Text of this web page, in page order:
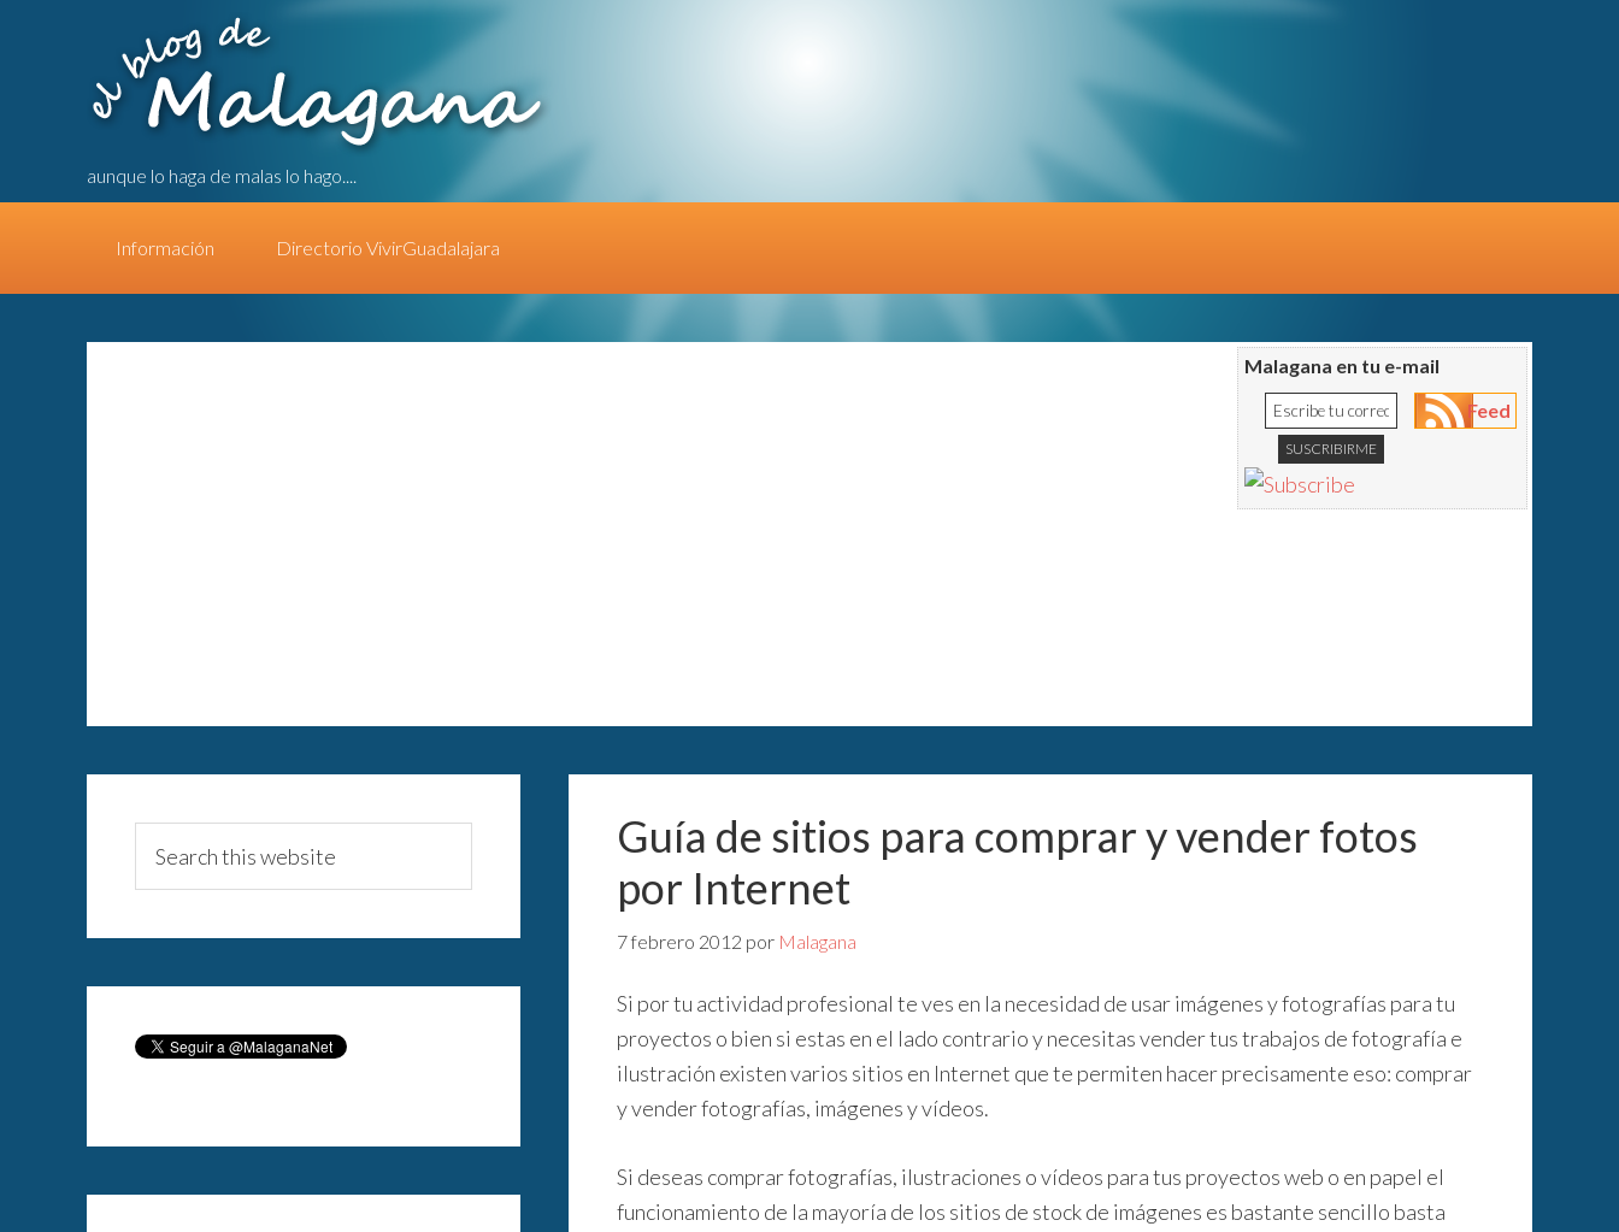
aunque lo haga de malas lo hago....
Información Directorio VivirGuadalajara
Malagana en tu e-mail
Feed
Guía de sitios para comprar y vender fotos
por Internet
7 febrero 2012 por Malagana
Si por tu actividad profesional te ves en la necesidad de usar imágenes y fotografías para tu
proyectos o bien si estas en el lado contrario y necesitas vender tus trabajos de fotografía e
ilustración existen varios sitios en Internet que te permiten hacer precisamente eso: comprar
y vender fotografías, imágenes y vídeos.
Si deseas comprar fotografías, ilustraciones o vídeos para tus proyectos web o en papel el
funcionamiento de la mayoría de los sitios de stock de imágenes es bastante sencillo basta